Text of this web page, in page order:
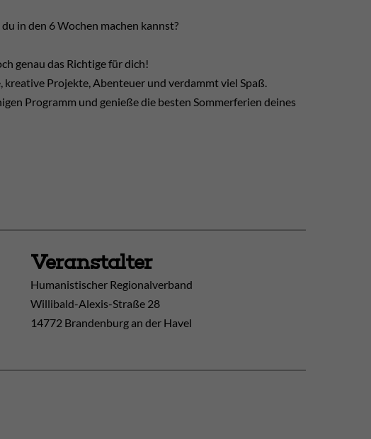
in den 6 Wochen machen kannst?
genau das Richtige für dich!
Projekte, Abenteuer und verdammt viel Spaß.
Programm und genieße die besten Sommerferien deines
Veranstalter
Humanistischer Regionalverband
Willibald-Alexis-Straße 28
14772 Brandenburg an der Havel